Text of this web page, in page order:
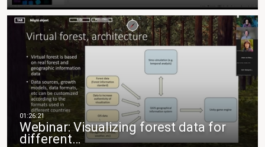
Webinar: Visualizing forest data for
different…